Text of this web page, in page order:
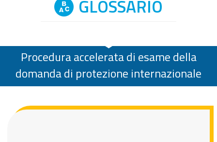
GLOSSARIO
Procedura accelerata di esame della
domanda di protezione internazionale